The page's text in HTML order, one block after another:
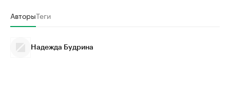
АвторыТеги
Надежда Будрина